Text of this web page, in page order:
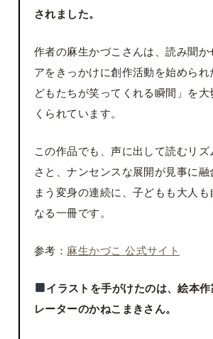
されました。
作者の麻生かづこさんは、読み聞か
アをきっかけに創作活動を始められ
どもたちが笑ってくれる瞬間」を大
くられています。
この作品でも、声に出して読むリズ
さと、ナンセンスな展開が見事に融
まう変身の連続に、子どもも大人も
なる一冊です。
参考： 麻生かづこ 公式サイト
イラストを手がけたのは、絵本作
レーターのかねこまきさん。